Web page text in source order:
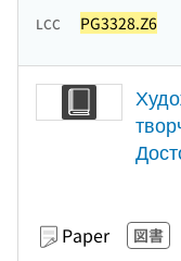
LCC PG3328.Z6
Paper 図書